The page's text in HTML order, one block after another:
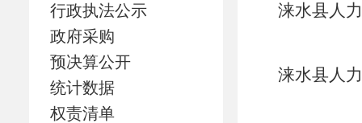
行政执法公示
政府采购
预决算公开
统计数据
权责清单
涞水县人
涞水县人